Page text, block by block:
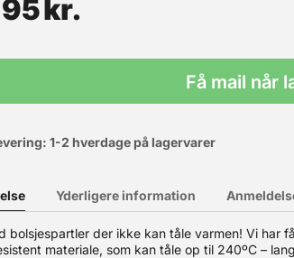
kr.
Få mail når
1-2 hverdage på lagervarer
Yderligere information
bolsjespartler der ikke kan tåle varmen! Vi har
materiale, som kan tåle op til 240ºC –